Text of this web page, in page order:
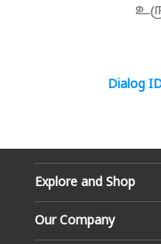
Dialog
Explore and Shop
Our Company